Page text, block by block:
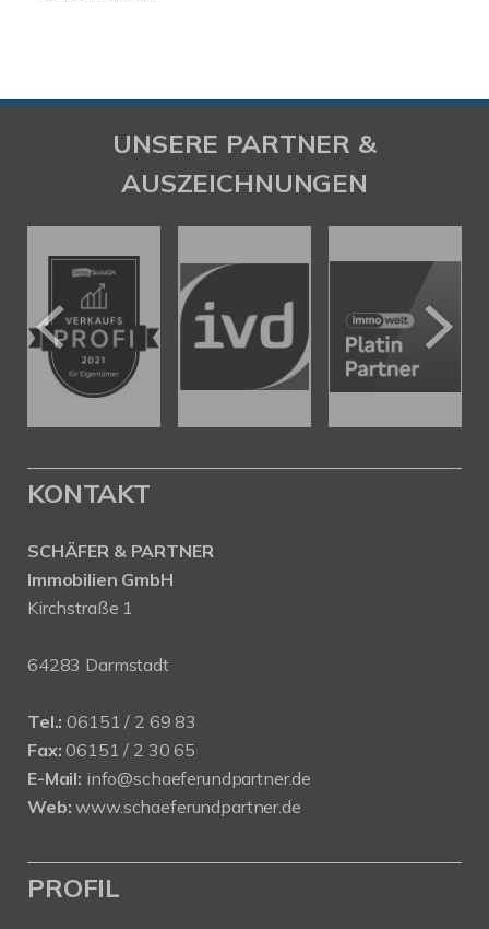
UNSERE PARTNER &
AUSZEICHNUNGEN
KONTAKT
SCHÄFER & PARTNER
Immobilien GmbH
Kirchstraße 1
64283 Darmstadt
Tel.: 06151 / 2 69 83
Fax: 06151 / 2 30 65
E-Mail: info@schaeferundpartner.de
Web: www.schaeferundpartner.de
PROFIL